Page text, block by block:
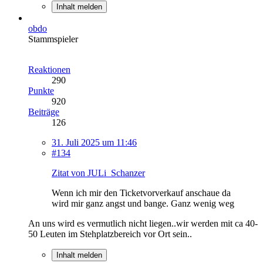
Inhalt melden
obdo
Stammspieler
Reaktionen
290
Punkte
920
Beiträge
126
31. Juli 2025 um 11:46
#134
Zitat von JULi_Schanzer
Wenn ich mir den Ticketvorverkauf anschaue da
wird mir ganz angst und bange. Ganz wenig weg
An uns wird es vermutlich nicht liegen..wir werden mit ca 40-
50 Leuten im Stehplatzbereich vor Ort sein..
Inhalt melden